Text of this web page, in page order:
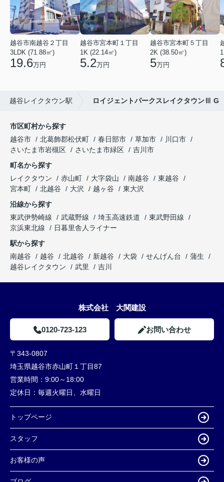
越谷市南越谷２丁目
3LDK (71.88㎡)
19.6万円
越谷市宮本町１丁目
1K (22.14㎡)
5.2万円
越谷市宮本町５丁目
2K (38.50㎡)
5万円
越谷レイクタウン駅 ロイジェントパークスレイクタウンⅢ G
市区町村から探す
越谷市
北葛飾郡松伏町 春日部市 草加市
川口市
さいたま市岩槻区
さいたま市緑区
吉川市
町名から探す
レイクタウン
赤山町 大字袋山 南越谷
東越谷
宮本町
北越谷 大沢 越ヶ谷
東大沢
沿線から探す
東武伊勢崎線
武蔵野線 埼玉高速鉄道
東武野田線
京浜東北線
日暮里舎人ライナー
駅から探す
南越谷
越谷 北越谷 新越谷 大袋 せんげん台
蒲生
越谷レイクタウン
武里 吉川
株式会社 大関建設
0120-723-123 お問い合わせ
〒343-0807
埼玉県越谷市赤山町１丁目87
営業時間： 9:00～18:00
定休日： 毎週火曜日、水曜日
トップページ
スタッフ
お客様の声